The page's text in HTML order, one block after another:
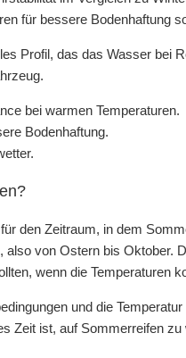
für bessere Bodenhaftung
Profil, das das Wasser bei
bei warmen Temperaturen.
Bodenhaftung.
den Zeitraum, in dem
von Ostern bis Oktober.
wenn die Temperaturen
und die
Zeit ist, auf Sommerreifen